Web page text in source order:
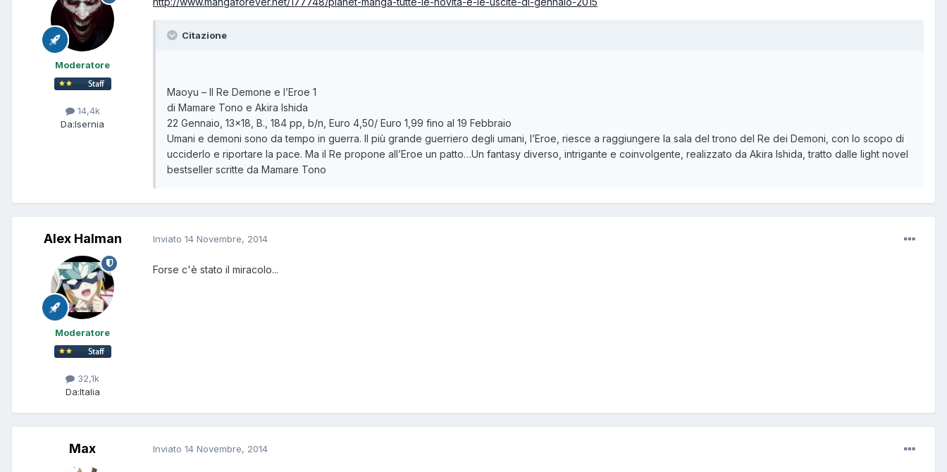
Moderatore
14,4k
Da:Isernia
Citazione
Maoyu – Il Re Demone e l’Eroe 1
di Mamare Tono e Akira Ishida
22 Gennaio, 13×18, B., 184 pp, b/n, Euro 4,50/ Euro 1,99 fino al 19 Febbraio
Umani e demoni sono da tempo in guerra. Il più grande guerriero degli umani, l’Eroe, riesce a raggiungere la sala del trono del Re dei Demoni, con lo scopo di
ucciderlo e riportare la pace. Ma il Re propone all’Eroe un patto…Un fantasy diverso, intrigante e coinvolgente, realizzato da Akira Ishida, tratto dalle light novel
bestseller scritte da Mamare Tono
Alex Halman
Moderatore
32,1k
Da:Italia
Inviato 14 Novembre, 2014
Forse c'è stato il miracolo...
Max Inviato 14 Novembre, 2014